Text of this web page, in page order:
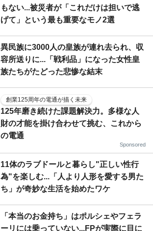
もない...被災者が「これだけは担いで逃
げて」という最も重要なモノ2選
異民族に3000人の皇族が連れ去られ、収
容所送りに...「戦利品」になった女性皇
族たちがたどった悲惨な結末
創業125周年の電通が描く未来
125年磨き続けた課題解決力。多様な人
財の才能を掛け合わせて挑む、これから
の電通
Sponsored
11体のラブドールと暮らし"正しい性行
為"を楽しむ...「人より人形を愛する男た
ち」が奇妙な生活を始めたワケ
「本当のお金持ち」はポルシェやフェラ
ーリには乗っていない...FPが実際に目に